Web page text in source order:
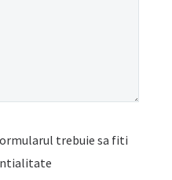
trebuie sa fiti